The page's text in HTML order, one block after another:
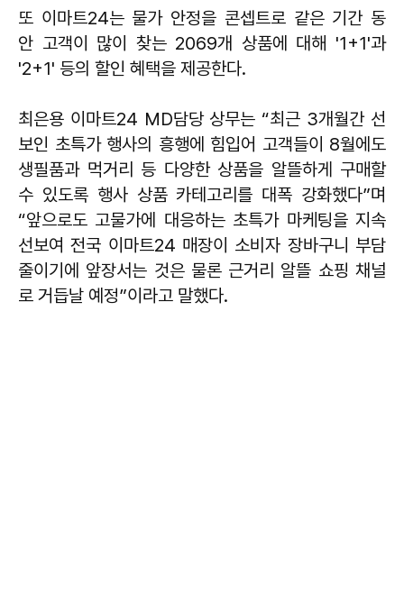
또 이마트24는 물가 안정을 콘셉트로 같은 기간 동
안 고객이 많이 찾는 2069개 상품에 대해 '1+1'과
'2+1' 등의 할인 혜택을 제공한다.
최은용 이마트24 MD담당 상무는 “최근 3개월간 선
보인 초특가 행사의 흥행에 힘입어 고객들이 8월에도
생필품과 먹거리 등 다양한 상품을 알뜰하게 구매할
수 있도록 행사 상품 카테고리를 대폭 강화했다”며
“앞으로도 고물가에 대응하는 초특가 마케팅을 지속
선보여 전국 이마트24 매장이 소비자 장바구니 부담
줄이기에 앞장서는 것은 물론 근거리 알뜰 쇼핑 채널
로 거듭날 예정”이라고 말했다.